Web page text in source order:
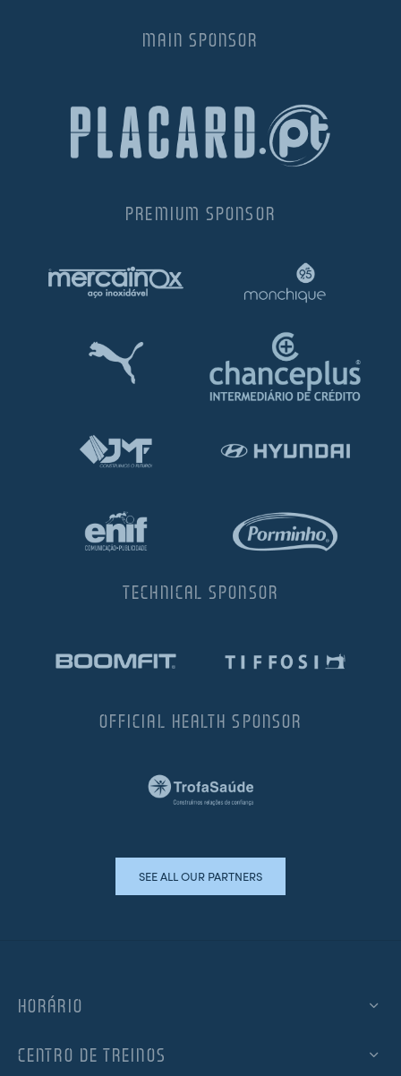
MAIN SPONSOR
PREMIUM SPONSOR
TECHNICAL SPONSOR
OFFICIAL HEALTH SPONSOR
SEE ALL OUR PARTNERS
HORÁRIO
CENTRO DE TREINOS